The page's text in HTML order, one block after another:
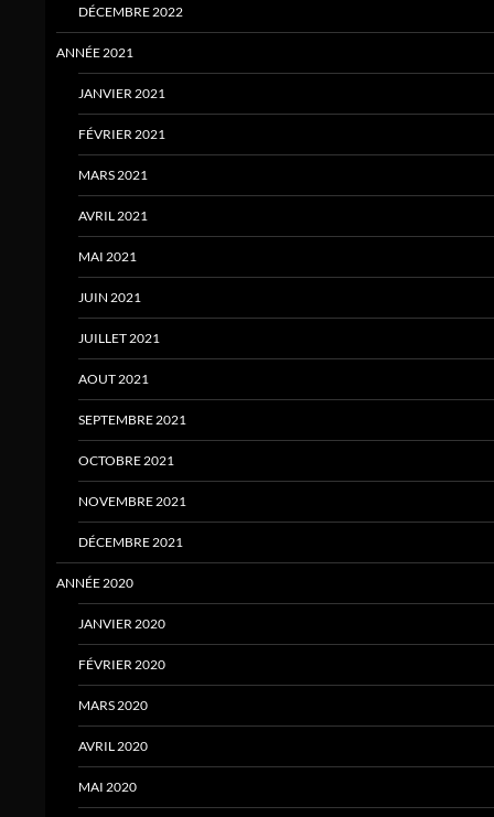
DÉCEMBRE 2022
ANNÉE 2021
JANVIER 2021
FÉVRIER 2021
MARS 2021
AVRIL 2021
MAI 2021
JUIN 2021
JUILLET 2021
AOUT 2021
SEPTEMBRE 2021
OCTOBRE 2021
NOVEMBRE 2021
DÉCEMBRE 2021
ANNÉE 2020
JANVIER 2020
FÉVRIER 2020
MARS 2020
AVRIL 2020
MAI 2020